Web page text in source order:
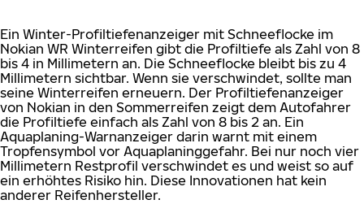
Ein Winter-Profiltiefenanzeiger mit Schneeflocke im
Nokian WR Winterreifen gibt die Profiltiefe als Zahl von 8
bis 4 in Millimetern an. Die Schneeflocke bleibt bis zu 4
Millimetern sichtbar. Wenn sie verschwindet, sollte man
seine Winterreifen erneuern. Der Profiltiefenanzeiger
von Nokian in den Sommerreifen zeigt dem Autofahrer
die Profiltiefe einfach als Zahl von 8 bis 2 an. Ein
Aquaplaning-Warnanzeiger darin warnt mit einem
Tropfensymbol vor Aquaplaninggefahr. Bei nur noch vier
Millimetern Restprofil verschwindet es und weist so auf
ein erhöhtes Risiko hin. Diese Innovationen hat kein
anderer Reifenhersteller.